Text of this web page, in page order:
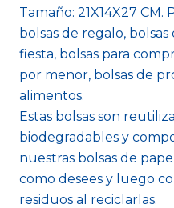
Tamaño: 21X14X27
bolsas de regalo,
fiesta, bolsas para
por menor, bolsas de
alimentos.
Estas bolsas son
biodegradables y
nuestras bolsas de
como desees y luego
residuos al reciclarlas.